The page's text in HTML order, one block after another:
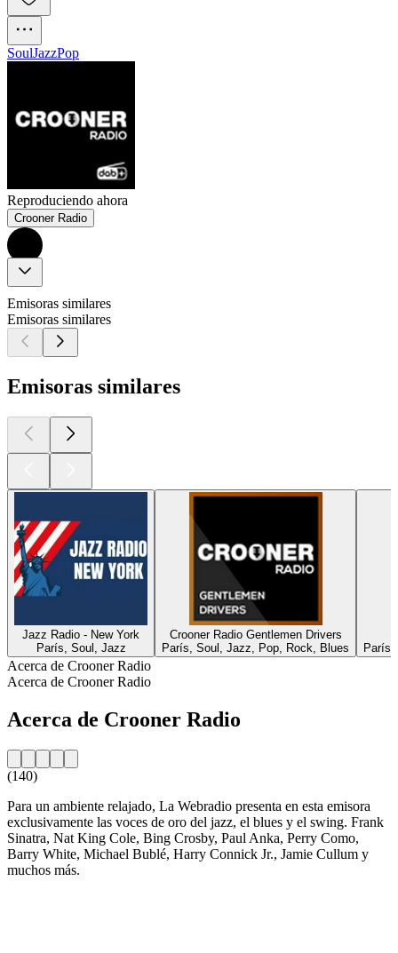
SoulJazzPop
Reproduciendo ahora
Crooner Radio
Emisoras similares
Emisoras similares
Emisoras similares
Jazz Radio - New York
París, Soul, Jazz
Crooner Radio Gentlemen Drivers
París, Soul, Jazz, Pop, Rock, Blues
París,
Acerca de Crooner Radio
Acerca de Crooner Radio
Acerca de Crooner Radio
(140)
Para un ambiente relajado, La Webradio presenta en esta emisora
exclusivamente las voces de oro del jazz, el blues y el swing. Frank
Sinatra, Nat King Cole, Bing Crosby, Paul Anka, Perry Como,
Barry White, Michael Bublé, Harry Connick Jr., Jamie Cullum y
muchos más.